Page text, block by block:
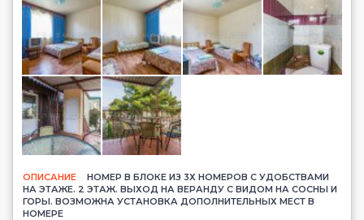
ОПИСАНИЕ
НОМЕР В БЛОКЕ ИЗ 3Х НОМЕРОВ С УДОБСТВАМИ
НА ЭТАЖЕ. 2 ЭТАЖ. ВЫХОД НА ВЕРАНДУ С ВИДОМ НА СОСНЫ И
ГОРЫ. ВОЗМОЖНА УСТАНОВКА ДОПОЛНИТЕЛЬНЫХ МЕСТ В
НОМЕРЕ